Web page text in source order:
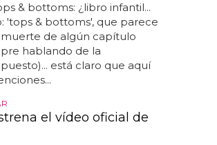
& bottoms: ¿libro infantil...
'tops & bottoms', que parece
de algún capítulo
hablando de la
está claro que aquí
el vídeo oficial de